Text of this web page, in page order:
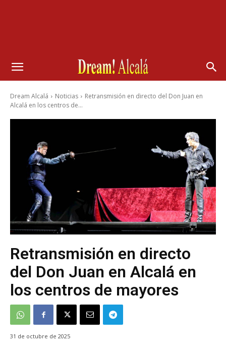
Dream Alcalá Noticias
Retransmisión en directo del Don Juan en
Alcalá en los centros de...
Retransmisión en directo
del Don Juan en Alcalá en
los centros de mayores
31 de octubre de 2025